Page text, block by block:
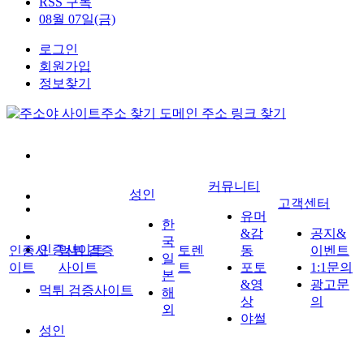
08월 07일(금)
로그인
회원가입
정보찾기
인증사이트
먹튀 검증사이트
성인
인증사
이트
먹튀 검증
사이트
성인
한
국
일
본
해
외
토렌
트
커뮤니티
유머
&감
동
포토
&영
상
야썰
고객센터
공지&
이벤트
1:1문의
광고문
의